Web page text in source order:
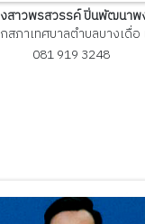
สาวพรสวรรค์ ปิ่นพัฒนาพ
สภาเทศบาลตำบลบางเดื่อ
081 919 3248